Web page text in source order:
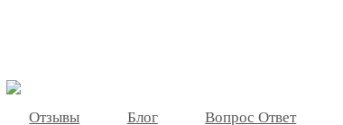
Отзывы Блог Вопрос Ответ